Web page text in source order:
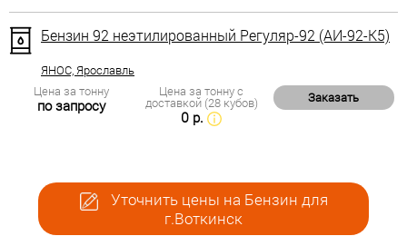
Бензин 92 неэтилированный Регуляр-92 (АИ-92-К5)
ЯНОС, Ярославль
Цена за тонну
по запросу
Цена за тонну с
доставкой (28 кубов)
0 р.
Заказать
Уточнить цены на Бензин для
г.Воткинск